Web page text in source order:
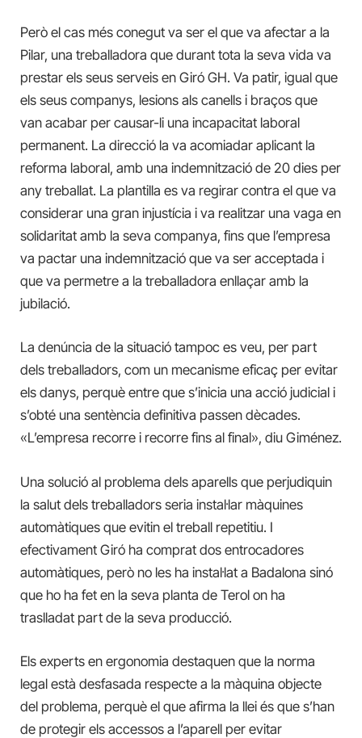
Però el cas més conegut va ser el que va afectar a la
Pilar, una treballadora que durant tota la seva vida va
prestar els seus serveis en Giró GH. Va patir, igual que
els seus companys, lesions als canells i braços que
van acabar per causar-li una incapacitat laboral
permanent. La direcció la va acomiadar aplicant la
reforma laboral, amb una indemnització de 20 dies per
any treballat. La plantilla es va regirar contra el que va
considerar una gran injustícia i va realitzar una vaga en
solidaritat amb la seva companya, fins que l’empresa
va pactar una indemnització que va ser acceptada i
que va permetre a la treballadora enllaçar amb la
jubilació.
La denúncia de la situació tampoc es veu, per part
dels treballadors, com un mecanisme eficaç per evitar
els danys, perquè entre que s’inicia una acció judicial i
s’obté una sentència definitiva passen dècades.
«L’empresa recorre i recorre fins al final», diu Giménez.
Una solució al problema dels aparells que perjudiquin
la salut dels treballadors seria instal·lar màquines
automàtiques que evitin el treball repetitiu. I
efectivament Giró ha comprat dos entrocadores
automàtiques, però no les ha instal·lat a Badalona sinó
que ho ha fet en la seva planta de Terol on ha
traslladat part de la seva producció.
Els experts en ergonomia destaquen que la norma
legal està desfasada respecte a la màquina objecte
del problema, perquè el que afirma la llei és que s’han
de protegir els accessos a l’aparell per evitar